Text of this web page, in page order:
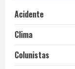
Acidente
Clima
Colunistas